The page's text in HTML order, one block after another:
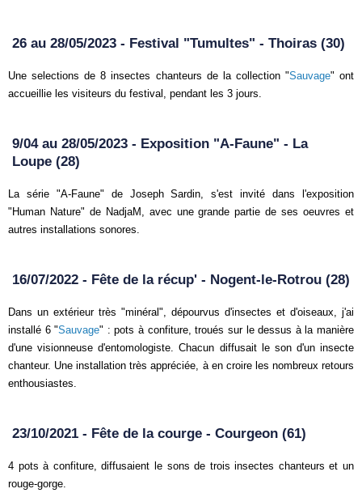
26 au 28/05/2023 - Festival "Tumultes" - Thoiras (30)
Une selections de 8 insectes chanteurs de la collection "Sauvage" ont
accueillie les visiteurs du festival, pendant les 3 jours.
9/04 au 28/05/2023 - Exposition "A-Faune" - La
Loupe (28)
La série "A-Faune" de Joseph Sardin, s'est invité dans l'exposition
"Human Nature" de NadjaM, avec une grande partie de ses oeuvres et
autres installations sonores.
16/07/2022 - Fête de la récup' - Nogent-le-Rotrou (28)
Dans un extérieur très "minéral", dépourvus d'insectes et d'oiseaux, j'ai
installé 6 "Sauvage" : pots à confiture, troués sur le dessus à la manière
d'une visionneuse d'entomologiste. Chacun diffusait le son d'un insecte
chanteur. Une installation très appréciée, à en croire les nombreux retours
enthousiastes.
23/10/2021 - Fête de la courge - Courgeon (61)
4 pots à confiture, diffusaient le sons de trois insectes chanteurs et un
rouge-gorge.